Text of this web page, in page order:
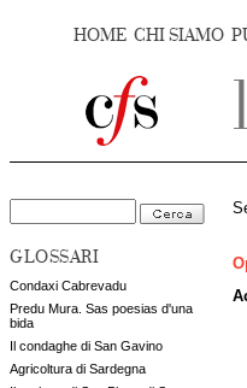
HOME CHI SIAMO
GLOSSARI
Condaxi Cabrevadu
Predu Mura. Sas poesias d'una
bida
Il condaghe di San Gavino
Agricoltura di Sardegna